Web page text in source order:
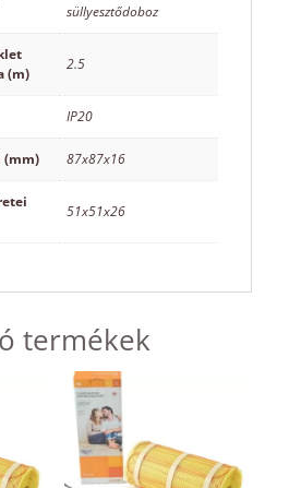
süllyesztődoboz
(m)
2.5
IP20
(mm) 87x87x16
51x51x26
termékek